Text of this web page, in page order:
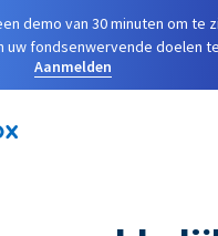
demo van 30 minuten om te
uw fondsenwervende doelen
Aanmelden